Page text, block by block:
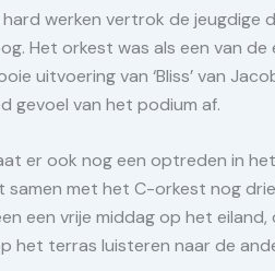
werken vertrok de
Het orkest was als een van
uitvoering van ‘Bliss’ van
gevoel van het podium af.
er ook nog een optreden in
met het C-orkest nog
een vrije middag op het
het terras luisteren naar de